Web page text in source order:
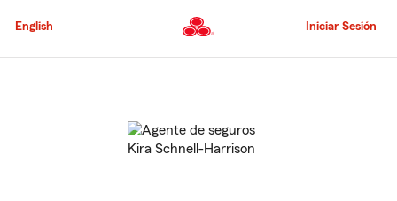
al
principal
English Iniciar Sesión